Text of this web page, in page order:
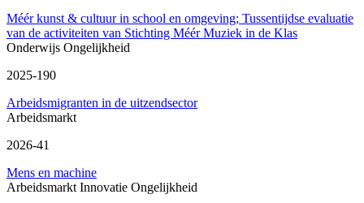
Méér kunst & cultuur in school en omgeving; Tussentijdse evaluatie
van de activiteiten van Stichting Méér Muziek in de Klas
Onderwijs Ongelijkheid
2025-190
Arbeidsmigranten in de uitzendsector
Arbeidsmarkt
2026-41
Mens en machine
Arbeidsmarkt Innovatie Ongelijkheid